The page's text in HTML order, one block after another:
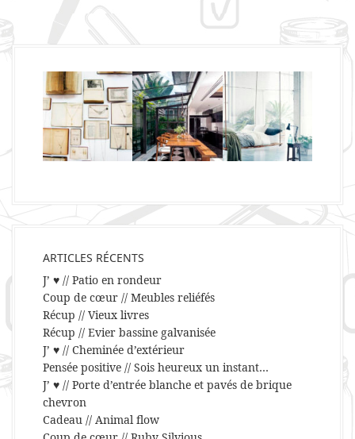
ARTICLES RÉCENTS
J’ ♥ // Patio en rondeur
Coup de cœur // Meubles reliéfés
Récup // Vieux livres
Récup // Evier bassine galvanisée
J’ ♥ // Cheminée d’extérieur
Pensée positive // Sois heureux un instant…
J’ ♥ // Porte d’entrée blanche et pavés de brique
chevron
Cadeau // Animal flow